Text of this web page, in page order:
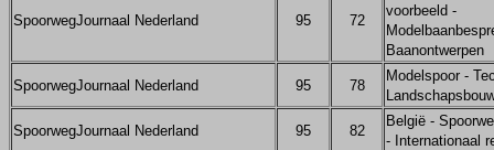
SpoorwegJournaal Nederland 95 72
voorbeeld -
Baanontwerpen
SpoorwegJournaal Nederland 95 78
Modelspoor -
SpoorwegJournaal Nederland 95 82
België -
- Internationaal